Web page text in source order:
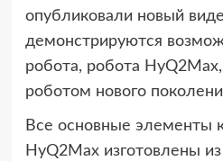
опубликовали новый
демонстрируются
робота, робота
роботом нового
Все основные элементы
HyQ2Max изготовлены